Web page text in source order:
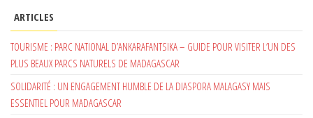
ARTICLES
TOURISME : PARC NATIONAL D’ANKARAFANTSIKA – GUIDE POUR VISITER L’UN DES
PLUS BEAUX PARCS NATURELS DE MADAGASCAR
SOLIDARITÉ : UN ENGAGEMENT HUMBLE DE LA DIASPORA MALAGASY MAIS
ESSENTIEL POUR MADAGASCAR